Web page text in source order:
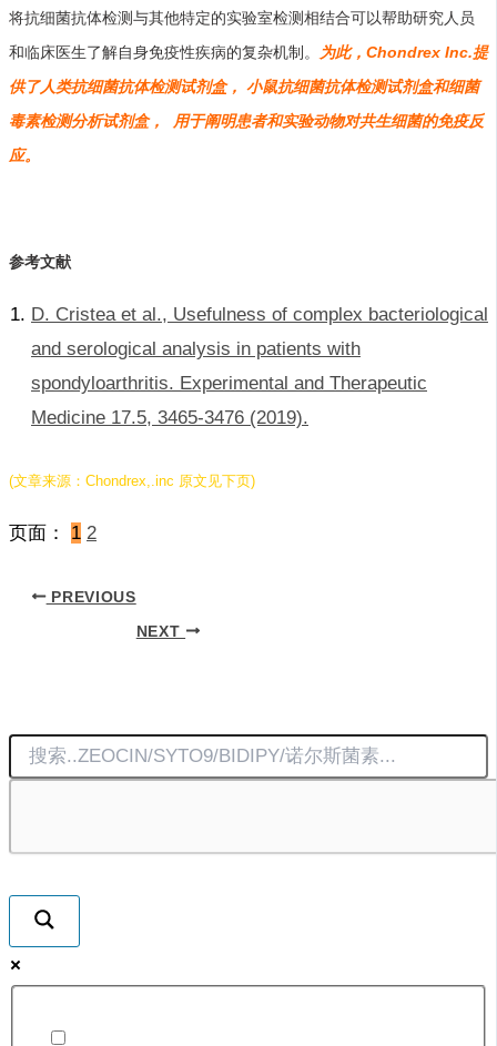
将抗细菌抗体检测与其他特定的实验室检测相结合可以帮助研究人员
和临床医生了解自身免疫性疾病的复杂机制。
为此，Chondrex Inc.提
供了人类抗细菌抗体检测试剂盒， 小鼠抗细菌抗体检测试剂盒和细菌
毒素检测分析试剂盒， 用于阐明患者和实验动物对共生细菌的免疫反
应。
参考文献
D. Cristea et al., Usefulness of complex bacteriological
and serological analysis in patients with
spondyloarthritis. Experimental and Therapeutic
Medicine 17.5, 3465-3476 (2019).
(文章来源：Chondrex,.inc 原文见下页)
页面： 1 2
PREVIOUS
NEXT